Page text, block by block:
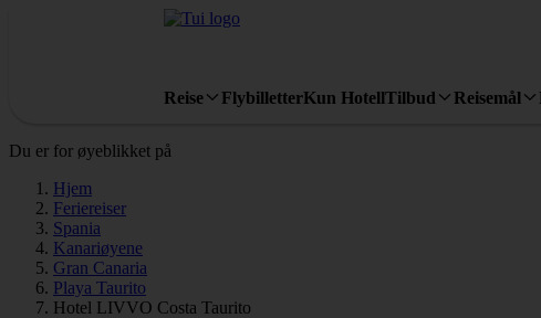
Reise FlybilletterKun HotellTilbud Reisemål
Du er for øyeblikket på
Hjem
Feriereiser
Spania
Kanariøyene
Gran Canaria
Playa Taurito
Hotel LIVVO Costa Taurito